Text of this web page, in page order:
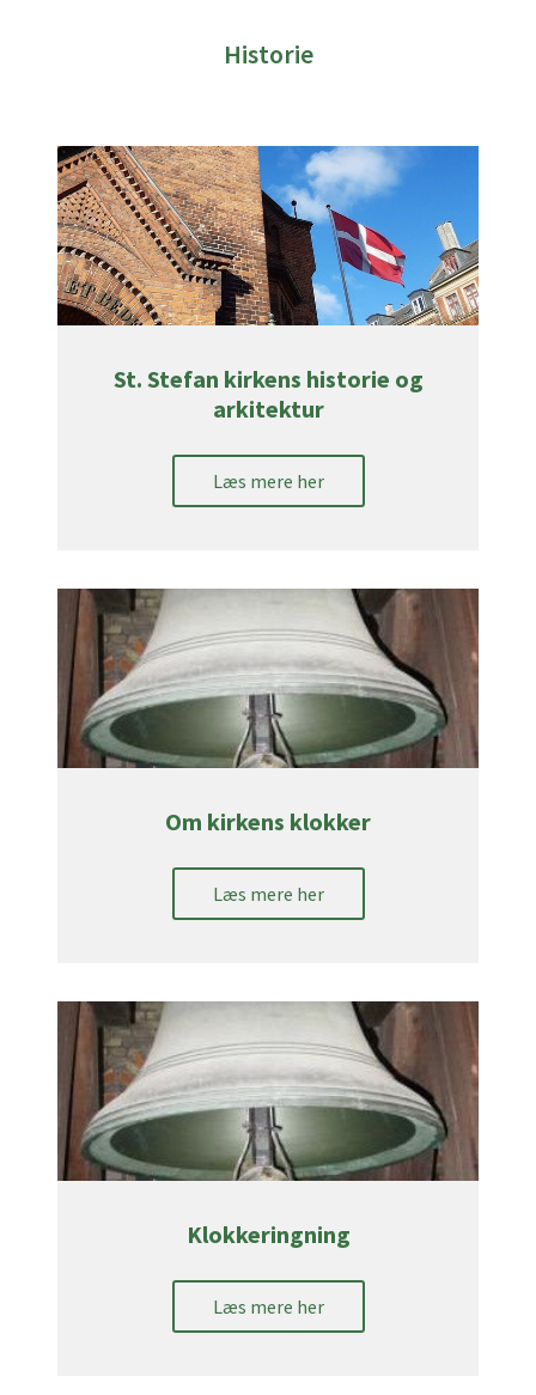
Historie
St. Stefan kirkens historie og
arkitektur
Læs mere her
Om kirkens klokker
Læs mere her
Klokkeringning
Læs mere her